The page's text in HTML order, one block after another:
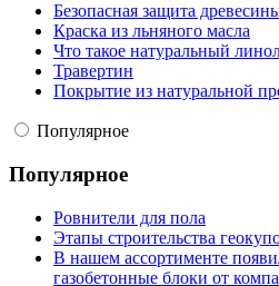
Безопасная защита
Краска из льняного масла
Что такое натуральный
Травертин
Покрытие из натуральной
Популярное
Популярное
Ровнители для пола
Этапы строительства
В нашем ассортименте
газобетонные блоки от